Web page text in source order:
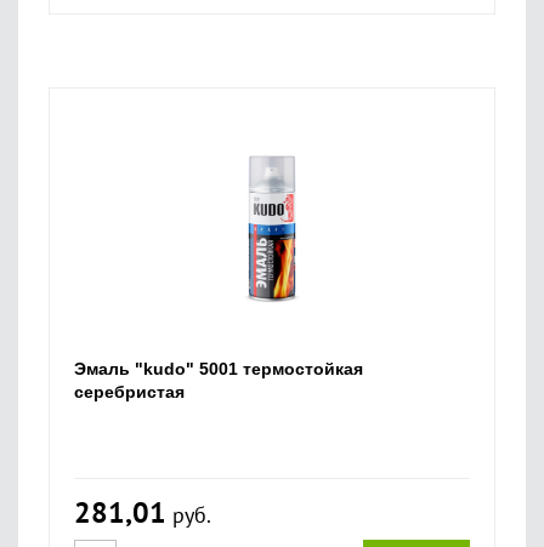
Эмаль "kudo" 5001 термостойкая
серебристая
281,01 руб.